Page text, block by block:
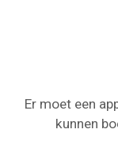
Er moet een
kunnen